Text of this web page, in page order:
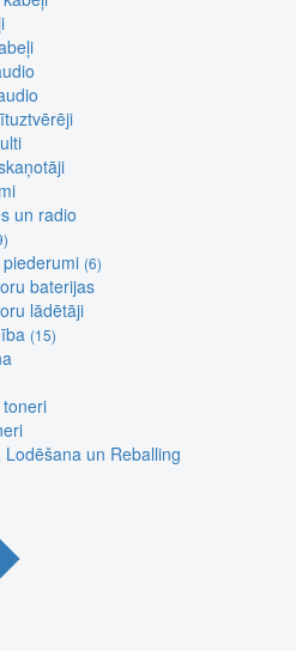
un radio
(6)
baterijas
lādētāji
(15)
Lodēšana un Reballing